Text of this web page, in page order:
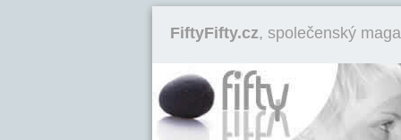
FiftyFifty.cz, společenský